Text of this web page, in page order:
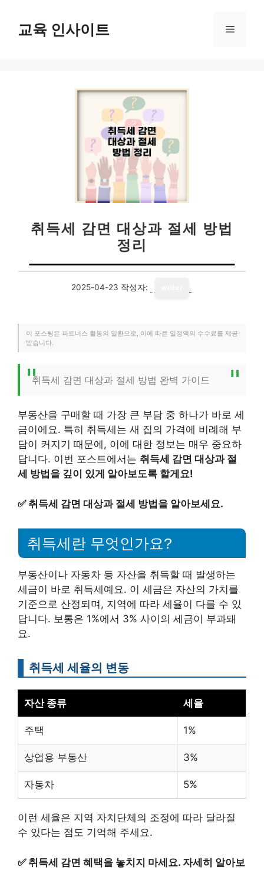
교육 인사이트 메
취득세 감면 대상과 절세 방법
정리
2025-04-23 작성자:
이 포스팅은 파트너스 활동의 일환으로, 이에 따른 일정액의 수수료를 제공
받습니다.
취득세 감면 대상과 절세 방법 완벽 가이드
부동산을 구매할 때 가장 큰 부담 중 하나가 바로 세
금이에요. 특히 취득세는 새 집의 가격에 비례해 부
담이 커지기 때문에, 이에 대한 정보는 매우 중요하
답니다. 이번 포스트에서는 취득세 감면 대상과 절
세 방법을 깊이 있게 알아보도록 할게요!
✅ 취득세 감면 대상과 절세 방법을 알아보세요.
취득세란 무엇인가요?
부동산이나 자동차 등 자산을 취득할 때 발생하는
세금이 바로 취득세예요. 이 세금은 자산의 가치를
기준으로 산정되며, 지역에 따라 세율이 다를 수 있
답니다. 보통은 1%에서 3% 사이의 세금이 부과돼
요.
취득세 세율의 변동
자산 종류 세율
주택 1%
상업용 부동산 3%
자동차 5%
이런 세율은 지역 자치단체의 조정에 따라 달라질
수 있다는 점도 기억해 주세요.
✅ 취득세 감면 혜택을 놓치지 마세요. 자세히 알아보